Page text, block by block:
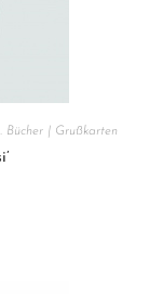
Bücher | Grußkarten